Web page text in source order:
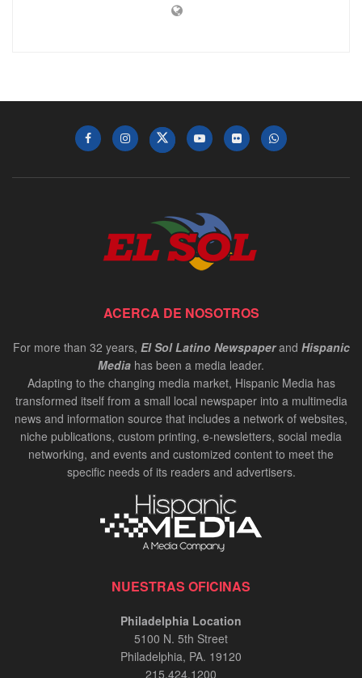
ACERCA DE NOSOTROS
For more than 32 years, El Sol Latino Newspaperand Hispanic
Media has been a media leader.
Adapting to the changing media market, Hispanic Media has
transformed itself from a small local newspaper into a multimedia
news and information source that includes a network of websites,
niche publications, custom printing, e-newsletters, social media
networking, and events and customized content to meet the
specific needs of its readers and advertisers.
NUESTRAS OFICINAS
Philadelphia Location
5100 N. 5th Street
Philadelphia, PA. 19120
215.424.1200